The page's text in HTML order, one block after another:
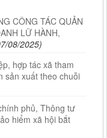
CÔNG TÁC QUẢN
LỮ HÀNH,
08/2025)
hợp tác xã tham
sản xuất theo chuỗi
phủ, Thông tư
hiểm xã hội bắt